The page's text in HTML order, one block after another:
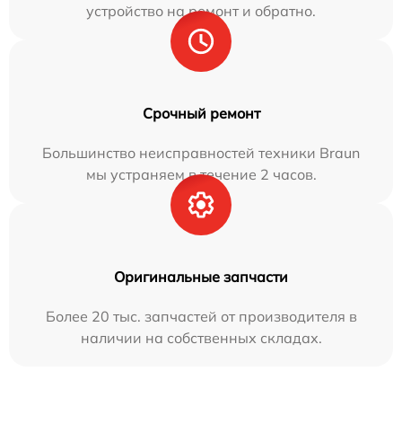
устройство на ремонт и обратно.
Срочный ремонт
Большинство неисправностей техники Braun
мы устраняем в течение 2 часов.
Оригинальные запчасти
Более 20 тыс. запчастей от производителя в
наличии на собственных складах.